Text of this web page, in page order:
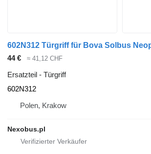
44 € ≈ 41,12 CHF
Ersatzteil - Türgriff
602N312
Polen, Krakow
Nexobus.pl